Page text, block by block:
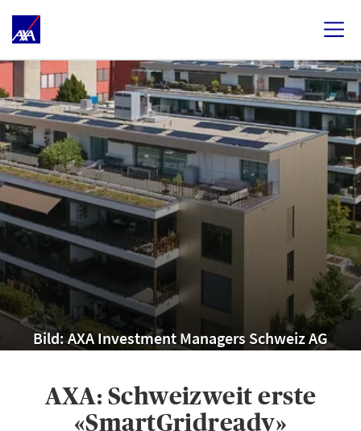
Bild: AXA Investment Managers Schweiz AG
AXA: Schweizweit erste
«SmartGridready»